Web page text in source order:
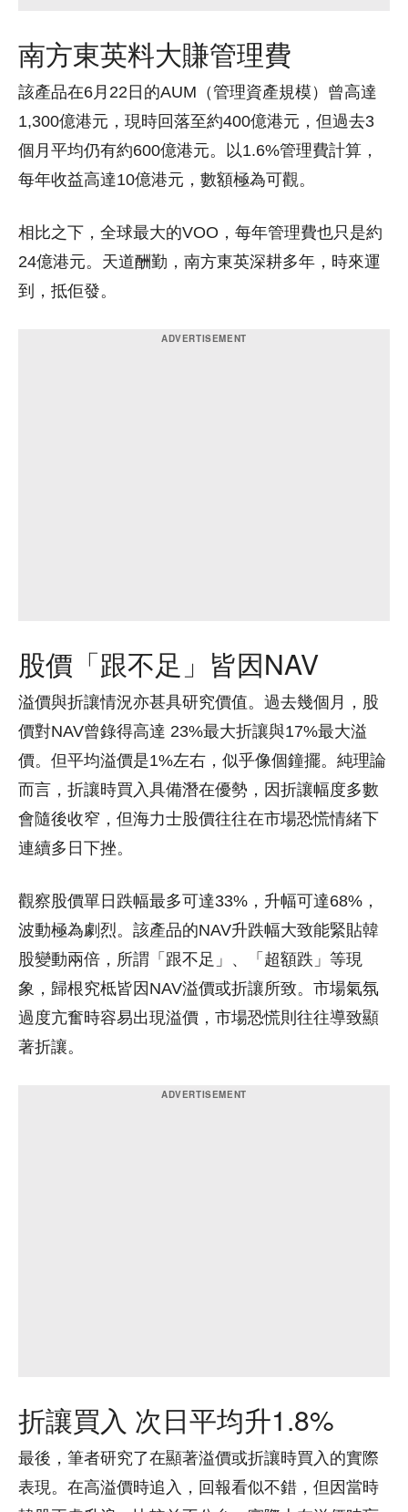
南方東英料大賺管理費
該產品在6月22日的AUM（管理資產規模）曾高達
1,300億港元，現時回落至約400億港元，但過去3
個月平均仍有約600億港元。以1.6%管理費計算，
每年收益高達10億港元，數額極為可觀。
相比之下，全球最大的VOO，每年管理費也只是約
24億港元。天道酬勤，南方東英深耕多年，時來運
到，抵佢發。
股價「跟不足」皆因NAV
溢價與折讓情況亦甚具研究價值。過去幾個月，股
價對NAV曾錄得高達 23%最大折讓與17%最大溢
價。但平均溢價是1%左右，似乎像個鐘擺。純理論
而言，折讓時買入具備潛在優勢，因折讓幅度多數
會隨後收窄，但海力士股價往往在市場恐慌情緒下
連續多日下挫。
觀察股價單日跌幅最多可達33%，升幅可達68%，
波動極為劇烈。該產品的NAV升跌幅大致能緊貼韓
股變動兩倍，所謂「跟不足」、「超額跌」等現
象，歸根究柢皆因NAV溢價或折讓所致。市場氣氛
過度亢奮時容易出現溢價，市場恐慌則往往導致顯
著折讓。
折讓買入 次日平均升1.8%
最後，筆者研究了在顯著溢價或折讓時買入的實際
表現。在高溢價時追入，回報看似不錯，但因當時